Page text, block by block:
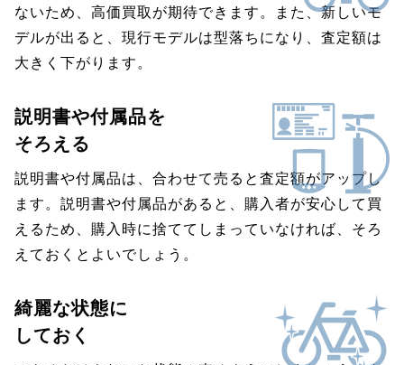
ないため、高価買取が期待できます。また、新しいモ
デルが出ると、現行モデルは型落ちになり、査定額は
大きく下がります。
説明書や付属品を
そろえる
説明書や付属品は、合わせて売ると査定額がアップし
ます。説明書や付属品があると、購入者が安心して買
えるため、購入時に捨ててしまっていなければ、そろ
えておくとよいでしょう。
綺麗な状態に
しておく